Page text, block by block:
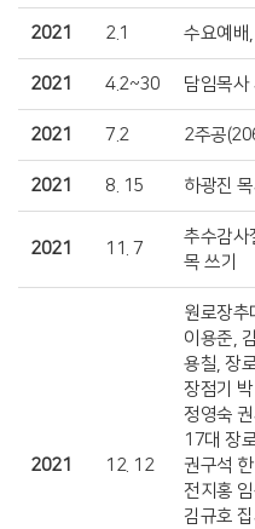
2021 2.1 수요예배
2021 4.2~30 담임목사
2021 7.2 2주공
2021 8. 15 하광진
2021 11. 7
추수감사
목 쓰기
2021 12. 12
원로장추
이용준,
용칠, 장
장점기
정영숙
17대 장
권구석
전지홍
김규호